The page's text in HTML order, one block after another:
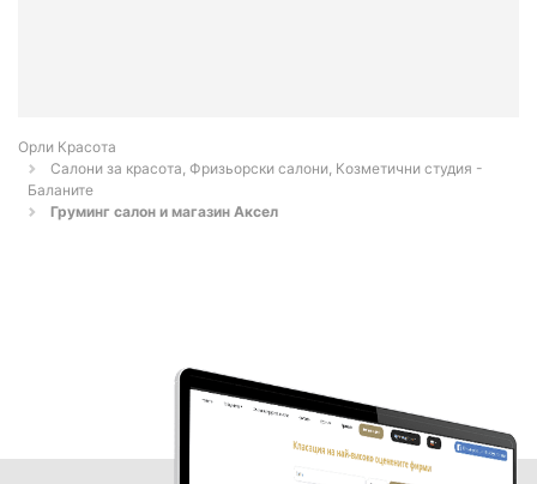
Орли Красота
Салони за красота, Фризьорски салони, Козметични студия -
Баланите
Груминг салон и магазин Aксел